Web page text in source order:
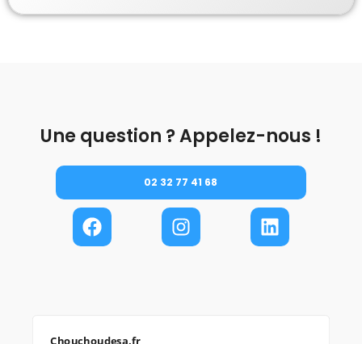
Une question ? Appelez-nous !
02 32 77 41 68
Chouchoudesa.fr